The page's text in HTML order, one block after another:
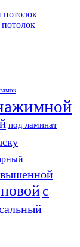
замок
под ламинат
с